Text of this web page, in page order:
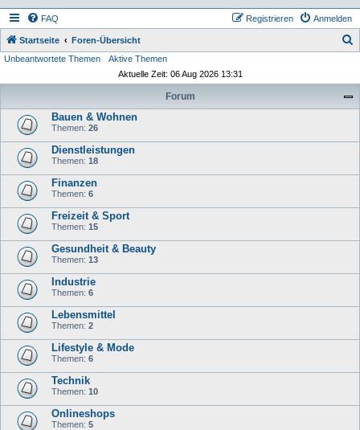
FAQ Anmelden
Registrieren
Startseite Foren-Übersicht
Unbeantwortete Themen
Aktive Themen
Aktuelle Zeit: 06 Aug 2026 13:31
Forum
Bauen & Wohnen
Themen: 26
Dienstleistungen
Themen: 18
Finanzen
Themen: 6
Freizeit & Sport
Themen: 15
Gesundheit & Beauty
Themen: 13
Industrie
Themen: 6
Lebensmittel
Themen: 2
Lifestyle & Mode
Themen: 6
Technik
Themen: 10
Onlineshops
Themen: 5